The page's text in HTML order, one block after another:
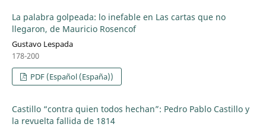
La palabra golpeada: lo inefable en Las cartas que no
llegaron, de Mauricio Rosencof
Gustavo Lespada
178-200
PDF (Español (España))
Castillo “contra quien todos hechan”: Pedro Pablo Castillo y
la revuelta fallida de 1814